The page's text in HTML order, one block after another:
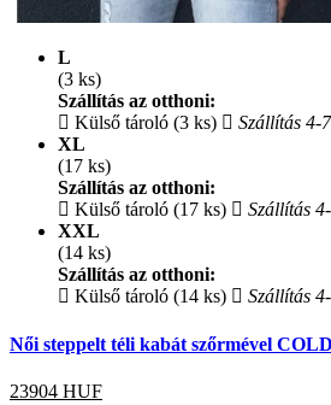
L
(3 ks)
Szállítás az otthoni:
Külső tároló (3 ks)
Szállítás 4-
XL
(17 ks)
Szállítás az otthoni:
Külső tároló (17 ks)
Szállítás
XXL
(14 ks)
Szállítás az otthoni:
Külső tároló (14 ks)
Szállítás
Női steppelt téli kabát szőrmével
23904 HUF